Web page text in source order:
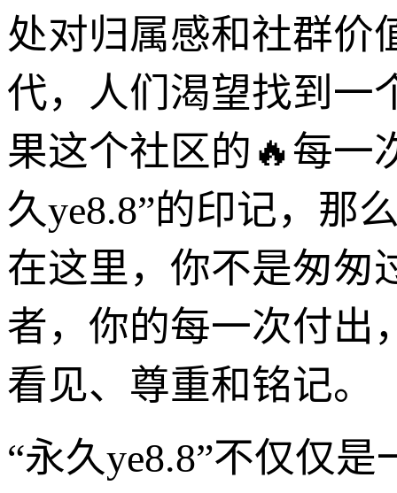
处对归属感和社群价
代，人们渴望找到一
果这个社区的🔥每一
久ye8.8”的印记，那
在这里，你不是匆匆
者，你的每一次付出
看见、尊重和铭记。
“永久ye8.8”不仅仅